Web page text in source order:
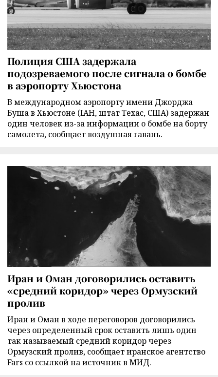
Полиция США задержала
подозреваемого после сигнала о бомбе
в аэропорту Хьюстона
В международном аэропорту имени Джорджа
Буша в Хьюстоне (IAH, штат Техас, США) задержан
один человек из-за информации о бомбе на борту
самолета, сообщает воздушная гавань.
Иран и Оман договорились оставить
«средний коридор» через Ормузский
пролив
Иран и Оман в ходе переговоров договорились
через определенный срок оставить лишь один
так называемый средний коридор через
Ормузский пролив, сообщает иранское агентство
Fars со ссылкой на источник в МИД.